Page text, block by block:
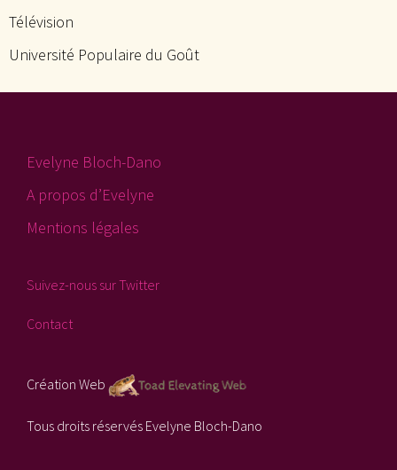
Télévision
Université Populaire du Goût
Evelyne Bloch-Dano
A propos d’Evelyne
Mentions légales
Suivez-nous sur Twitter
Contact
Création Web
Tous droits réservés Evelyne Bloch-Dano